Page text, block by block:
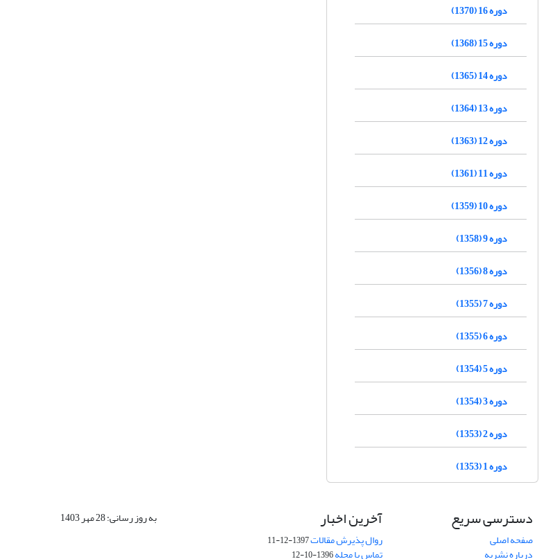
دوره 16 (1370)
دوره 15 (1368)
دوره 14 (1365)
دوره 13 (1364)
دوره 12 (1363)
دوره 11 (1361)
دوره 10 (1359)
دوره 9 (1358)
دوره 8 (1356)
دوره 7 (1355)
دوره 6 (1355)
دوره 5 (1354)
دوره 3 (1354)
دوره 2 (1353)
دوره 1 (1353)
دسترسی سریع
صفحه اصلی
درباره نشریه
آخرین اخبار
روال پذیرش مقالات1397-12-11
تماس با مجله1396-10-12
به روز رسانی: 28 مهر 1403